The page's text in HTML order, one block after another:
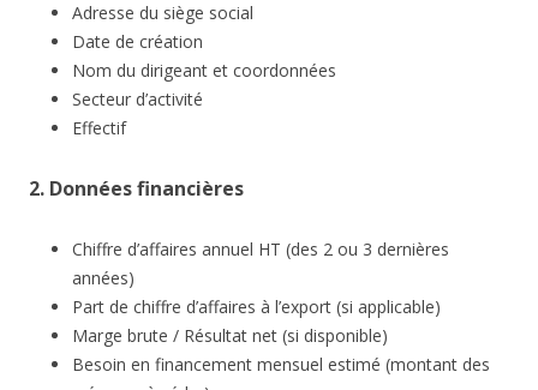
Adresse du siège social
Date de création
Nom du dirigeant et coordonnées
Secteur d’activité
Effectif
2. Données financières
Chiffre d’affaires annuel HT (des 2 ou 3 dernières
années)
Part de chiffre d’affaires à l’export (si applicable)
Marge brute / Résultat net (si disponible)
Besoin en financement mensuel estimé (montant des